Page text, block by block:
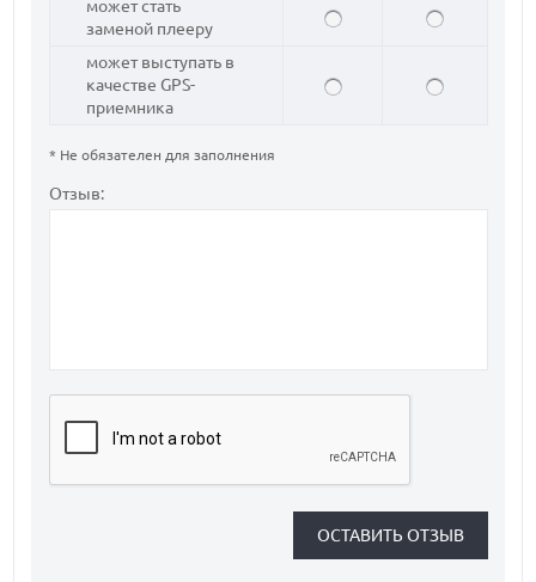
может стать
заменой плееру
может выступать в
качестве GPS-
приемника
* Не обязателен для заполнения
Отзыв: